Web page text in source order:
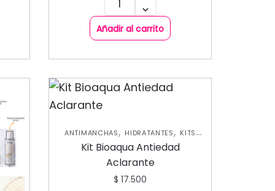
Añadir al carrito
ANTIMANCHAS, HIDRATANTES, KITS
PROMO SKIN CARE, SKIN CARE FACIAL
Kit Bioaqua Antiedad
Aclarante
$ 17.500